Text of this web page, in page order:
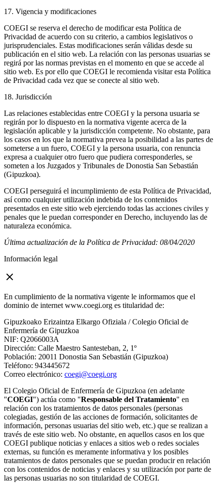
17. Vigencia y modificaciones
COEGI se reserva el derecho de modificar esta Política de
Privacidad de acuerdo con su criterio, a cambios legislativos o
jurisprudenciales. Estas modificaciones serán válidas desde su
publicación en el sitio web. La relación con las personas usuarias se
regirá por las normas previstas en el momento en que se accede al
sitio web. Es por ello que COEGI le recomienda visitar esta Política
de Privacidad cada vez que se conecte al sitio web.
18. Jurisdicción
Las relaciones establecidas entre COEGI y la persona usuaria se
regirán por lo dispuesto en la normativa vigente acerca de la
legislación aplicable y la jurisdicción competente. No obstante, para
los casos en los que la normativa prevea la posibilidad a las partes de
someterse a un fuero, COEGI y la persona usuaria, con renuncia
expresa a cualquier otro fuero que pudiera corresponderles, se
someten a los Juzgados y Tribunales de Donostia San Sebastián
(Gipuzkoa).
COEGI perseguirá el incumplimiento de esta Política de Privacidad,
así como cualquier utilización indebida de los contenidos
presentados en este sitio web ejerciendo todas las acciones civiles y
penales que le puedan corresponder en Derecho, incluyendo las de
naturaleza económica.
Última actualización de la Política de Privacidad: 08/04/2020
Información legal
close
En cumplimiento de la normativa vigente le informamos que el
dominio de internet www.coegi.org es titularidad de:
Gipuzkoako Erizaintza Elkargo Ofiziala / Colegio Oficial de
Enfermería de Gipuzkoa
NIF: Q2066003A
Dirección: Calle Maestro Santesteban, 2, 1º
Población: 20011 Donostia San Sebastián (Gipuzkoa)
Teléfono: 943445672
Correo electrónico: coegi@coegi.org
El Colegio Oficial de Enfermería de Gipuzkoa (en adelante
"COEGI") actúa como "Responsable del Tratamiento" en
relación con los tratamientos de datos personales (personas
colegiadas, gestión de las acciones de formación, solicitantes de
información, personas usuarias del sitio web, etc.) que se realizan a
través de este sitio web. No obstante, en aquellos casos en los que
COEGI publique noticias y enlaces a sitios web o redes sociales
externas, su función es meramente informativa y los posibles
tratamientos de datos personales que se puedan producir en relación
con los contenidos de noticias y enlaces y su utilización por parte de
las personas usuarias no son titularidad de COEGI.